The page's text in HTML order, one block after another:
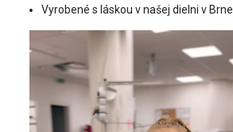
Vyrobené s láskou v našej dielni v Brne